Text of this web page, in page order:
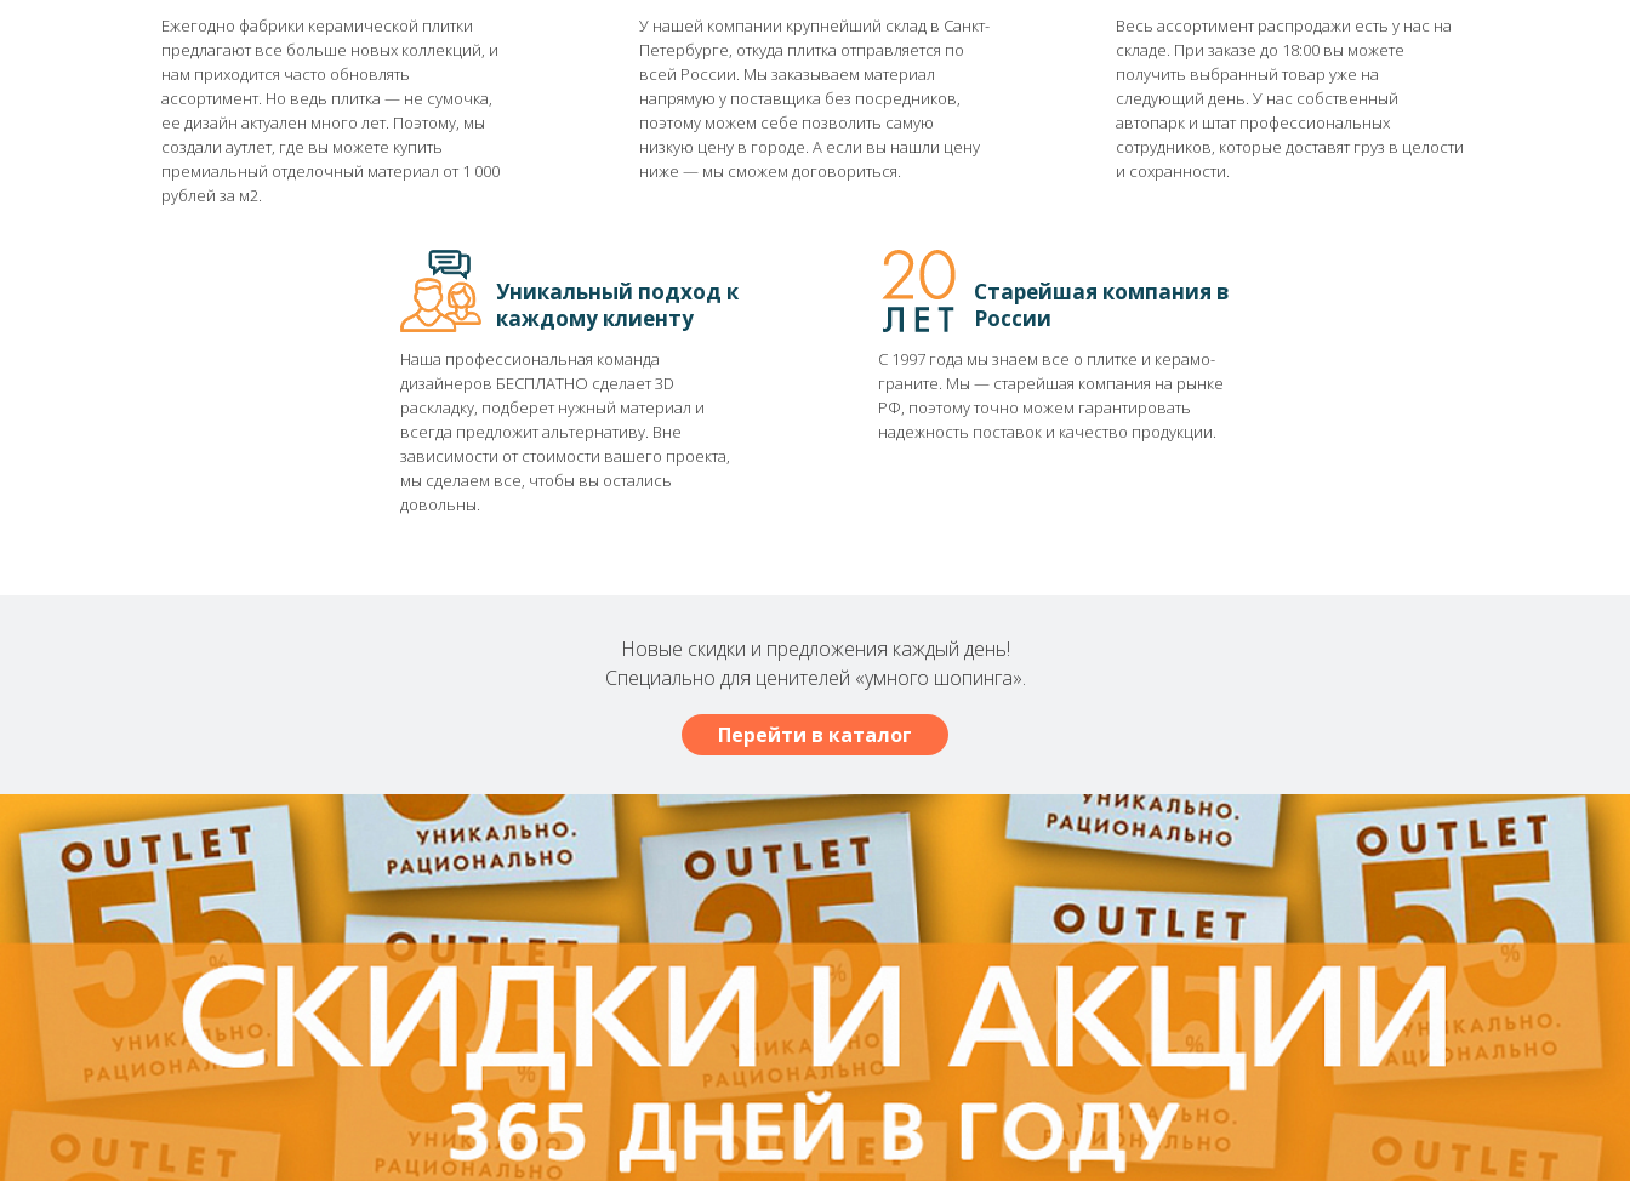
Ежегодно фабрики керамической плитки
предлагают все больше новых коллекций, и
нам приходится часто обновлять
ассортимент. Но ведь плитка ― не сумочка,
ее дизайн актуален много лет. Поэтому, мы
создали аутлет, где вы можете купить
премиальный отделочный материал от 1 000
рублей за м2.
У нашей компании крупнейший склад в Санкт-
Петербурге, откуда плитка отправляется по
всей России. Мы заказываем материал
напрямую у поставщика без посредников,
поэтому можем себе позволить самую
низкую цену в городе. А если вы нашли цену
ниже ― мы сможем договориться.
Весь ассортимент распродажи есть у нас на
складе. При заказе до 18:00 вы можете
получить выбранный товар уже на
следующий день. У нас собственный
автопарк и штат профессиональных
сотрудников, которые доставят груз в целости
и сохранности.
Уникальный подход к
каждому клиенту
Наша профессиональная команда
дизайнеров БЕСПЛАТНО сделает 3D
раскладку, подберет нужный материал и
всегда предложит альтернативу. Вне
зависимости от стоимости вашего проекта,
мы сделаем все, чтобы вы остались
довольны.
Старейшая компания в
России
С 1997 года мы знаем все о плитке и керамо-
граните. Мы ― старейшая компания на рынке
РФ, поэтому точно можем гарантировать
надежность поставок и качество продукции.
Новые скидки и предложения каждый день!
Специально для ценителей «умного шопинга».
Перейти в каталог